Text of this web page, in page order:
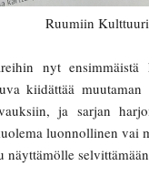
Ruumiin
nyt ensimmäistä
kiidättää
ja sarjan
luonnollinen vai